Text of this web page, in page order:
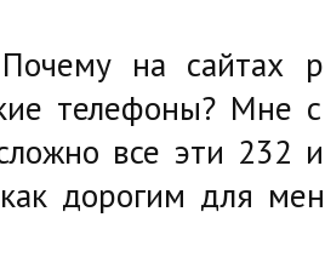
на сайтах
телефоны? Мне
все эти 232
дорогим для